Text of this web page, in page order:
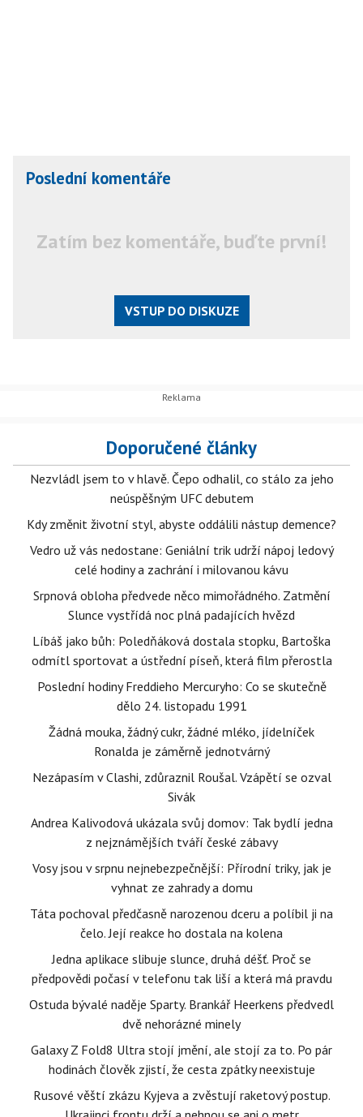
Poslední komentáře
Zatím bez komentáře, buďte první!
VSTUP DO DISKUZE
Doporučené články
Nezvládl jsem to v hlavě. Čepo odhalil, co stálo za jeho
neúspěšným UFC debutem
Kdy změnit životní styl, abyste oddálili nástup demence?
Vedro už vás nedostane: Geniální trik udrží nápoj ledový
celé hodiny a zachrání i milovanou kávu
Srpnová obloha předvede něco mimořádného. Zatmění
Slunce vystřídá noc plná padajících hvězd
Líbáš jako bůh: Poledňáková dostala stopku, Bartoška
odmítl sportovat a ústřední píseň, která film přerostla
Poslední hodiny Freddieho Mercuryho: Co se skutečně
dělo 24. listopadu 1991
Žádná mouka, žádný cukr, žádné mléko, jídelníček
Ronalda je záměrně jednotvárný
Nezápasím v Clashi, zdůraznil Roušal. Vzápětí se ozval
Sivák
Andrea Kalivodová ukázala svůj domov: Tak bydlí jedna
z nejznámějších tváří české zábavy
Vosy jsou v srpnu nejnebezpečnější: Přírodní triky, jak je
vyhnat ze zahrady a domu
Táta pochoval předčasně narozenou dceru a políbil ji na
čelo. Její reakce ho dostala na kolena
Jedna aplikace slibuje slunce, druhá déšť. Proč se
předpovědi počasí v telefonu tak liší a která má pravdu
Ostuda bývalé naděje Sparty. Brankář Heerkens předvedl
dvě nehorázné minely
Galaxy Z Fold8 Ultra stojí jmění, ale stojí za to. Po pár
hodinách člověk zjistí, že cesta zpátky neexistuje
Rusové věští zkázu Kyjeva a zvěstují raketový postup.